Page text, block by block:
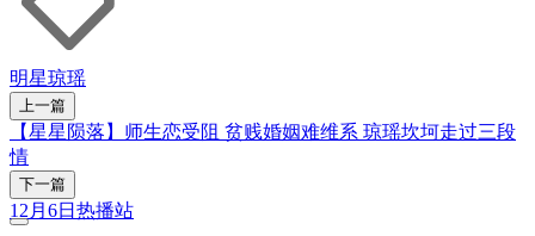
明星琼瑶
上一篇
【星星陨落】师生恋受阻 贫贱婚姻难维系 琼瑶坎坷走过三段
情
下一篇
12月6日热播站